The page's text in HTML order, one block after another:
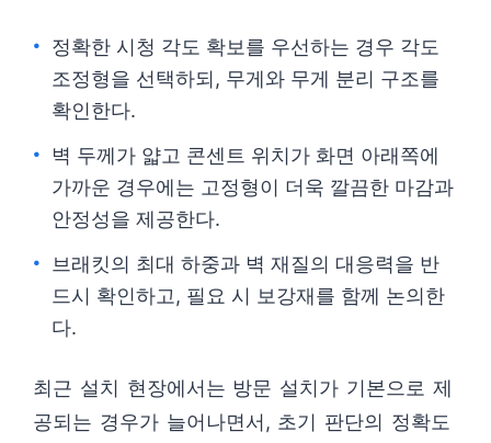
정확한 시청 각도 확보를 우선하는 경우 각도
조정형을 선택하되, 무게와 무게 분리 구조를
확인한다.
벽 두께가 얇고 콘센트 위치가 화면 아래쪽에
가까운 경우에는 고정형이 더욱 깔끔한 마감과
안정성을 제공한다.
브래킷의 최대 하중과 벽 재질의 대응력을 반
드시 확인하고, 필요 시 보강재를 함께 논의한
다.
최근 설치 현장에서는 방문 설치가 기본으로 제
공되는 경우가 늘어나면서, 초기 판단의 정확도